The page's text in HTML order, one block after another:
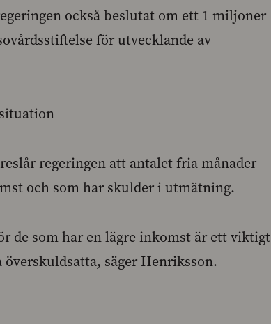
också beslutat om ett 1 miljoner
för utvecklande av
regeringen att antalet fria månader
och som har skulder i utmätning.
de som har en lägre inkomst är ett viktigt
säger Henriksson.